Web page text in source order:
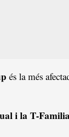
és la més
i la T-